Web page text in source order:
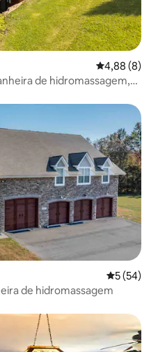
4,88 de uma
4,88 (8)
de hidromassagem,
hóspedes
5 de uma
5 (54)
de hidromassagem